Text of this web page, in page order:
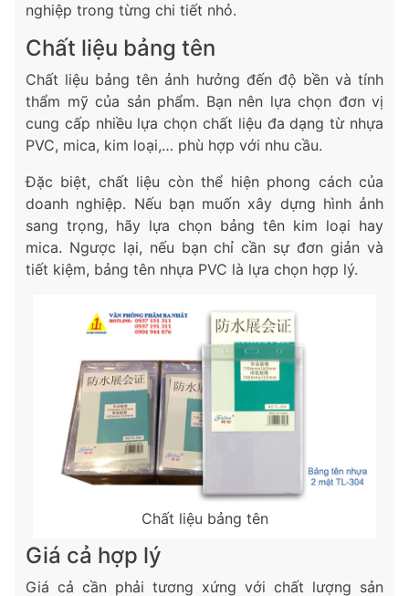
nghiệp trong từng chi tiết nhỏ.
Chất liệu bảng tên
Chất liệu bảng tên ảnh hưởng đến độ bền và tính
thẩm mỹ của sản phẩm. Bạn nên lựa chọn đơn vị
cung cấp nhiều lựa chọn chất liệu đa dạng từ nhựa
PVC, mica, kim loại,… phù hợp với nhu cầu.
Đặc biệt, chất liệu còn thể hiện phong cách của
doanh nghiệp. Nếu bạn muốn xây dựng hình ảnh
sang trọng, hãy lựa chọn bảng tên kim loại hay
mica. Ngược lại, nếu bạn chỉ cần sự đơn giản và
tiết kiệm, bảng tên nhựa PVC là lựa chọn hợp lý.
Chất liệu bảng tên
Giá cả hợp lý
Giá cả cần phải tương xứng với chất lượng sản